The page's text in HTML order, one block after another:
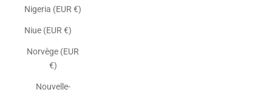
Nigeria (EUR €)
Niue (EUR €)
Norvège (EUR
€)
Nouvelle-